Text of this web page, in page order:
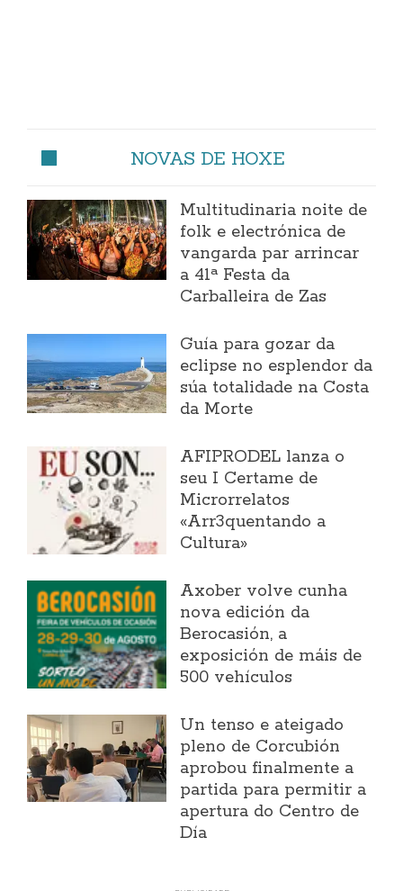
NOVAS DE HOXE
Multitudinaria noite de
folk e electrónica de
vangarda par arrincar
a 41ª Festa da
Carballeira de Zas
Guía para gozar da
eclipse no esplendor da
súa totalidade na Costa
da Morte
AFIPRODEL lanza o
seu I Certame de
Microrrelatos
«Arr3quentando a
Cultura»
Axober volve cunha
nova edición da
Berocasión, a
exposición de máis de
500 vehículos
Un tenso e ateigado
pleno de Corcubión
aprobou finalmente a
partida para permitir a
apertura do Centro de
Día